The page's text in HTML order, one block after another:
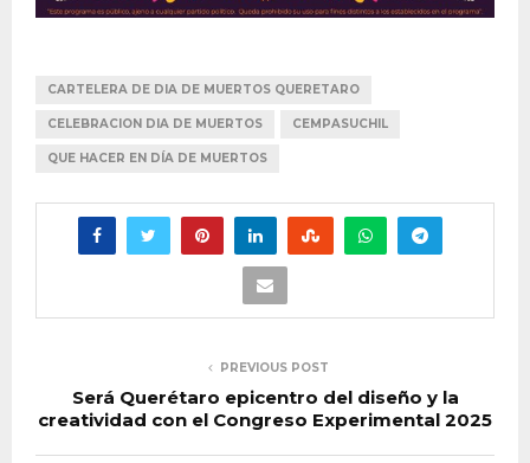
CARTELERA DE DIA DE MUERTOS QUERETARO
CELEBRACION DIA DE MUERTOS CEMPASUCHIL
QUE HACER EN DÍA DE MUERTOS
PREVIOUS POST
Será Querétaro epicentro del diseño y la
creatividad con el Congreso Experimental 2025